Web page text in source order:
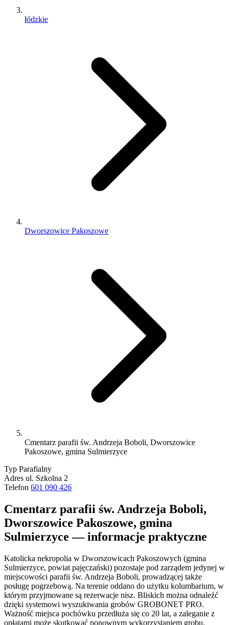
łódzkie
Dworszowice Pakoszowe
Cmentarz parafii św. Andrzeja Boboli, Dworszowice
Pakoszowe, gmina Sulmierzyce
Typ Parafialny
Adres ul. Szkolna 2
Telefon 601 090 426
Cmentarz parafii św. Andrzeja Boboli,
Dworszowice Pakoszowe, gmina
Sulmierzyce — informacje praktyczne
Katolicka nekropolia w Dworszowicach Pakoszowych (gmina
Sulmierzyce, powiat pajęczański) pozostaje pod zarządem jedynej w
miejscowości parafii św. Andrzeja Boboli, prowadzącej także
posługę pogrzebową. Na terenie oddano do użytku kolumbarium, w
którym przyjmowane są rezerwacje nisz. Bliskich można odnaleźć
dzięki systemowi wyszukiwania grobów GROBONET PRO.
Ważność miejsca pochówku przedłuża się co 20 lat, a zaleganie z
opłatami może skutkować ponownym wykorzystaniem grobu.